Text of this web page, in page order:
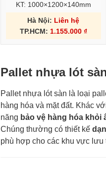
KT: 1000×1200×140mm
Hà Nội: Liên hệ
TP.HCM: 1.155.000 ₫
Pallet nhựa lót
Pallet nhựa lót sàn là loại
hàng hóa và mặt đất. Khác
năng bảo vệ hàng hóa
Chúng thường có thiết kế
phù hợp cho các khu vực lưu